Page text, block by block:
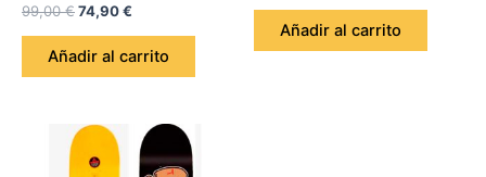
99,00€74,90€
Añadir al carrito
Añadir al carrito